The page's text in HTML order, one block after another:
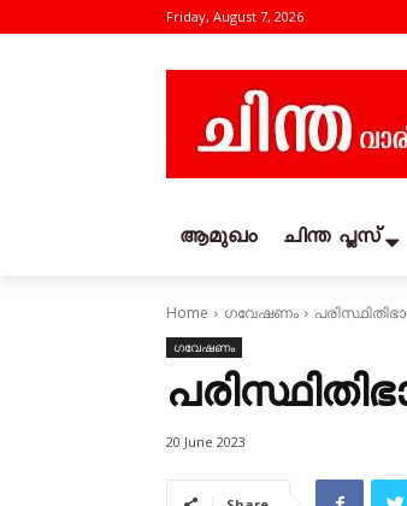
Friday, August 7, 2026
ആമുഖം ചിന്ത പ്ലസ്
Home ഗവേഷണം
ഗവേഷണം
20 June 2023